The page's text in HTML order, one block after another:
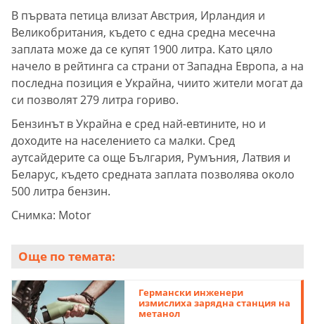
В първата петица влизат Австрия, Ирландия и
Великобритания, където с една средна месечна
заплата може да се купят 1900 литра. Като цяло
начело в рейтинга са страни от Западна Европа, а на
последна позиция е Украйна, чиито жители могат да
си позволят 279 литра гориво.
Бензинът в Украйна е сред най-евтините, но и
доходите на населението са малки. Сред
аутсайдерите са още България, Румъния, Латвия и
Беларус, където средната заплата позволява около
500 литра бензин.
Снимка: Motor
Още по темата:
Германски инженери
измислиха зарядна станция на
метанол